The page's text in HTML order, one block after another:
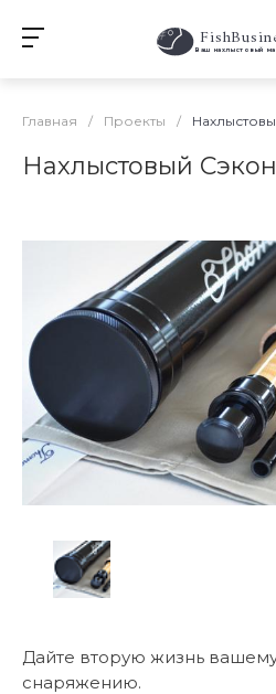
Ваш нахлыстовый
Главная / Проекты /
Нахлыстовый
Дайте вторую жизнь
снаряжению.